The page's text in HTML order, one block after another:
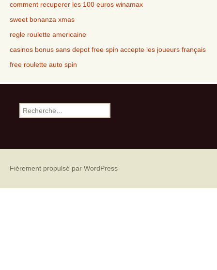
comment recuperer les 100 euros winamax
sweet bonanza xmas
regle roulette americaine
casinos bonus sans depot free spin accepte les joueurs français
free roulette auto spin
Recherche pour :
Fièrement propulsé par WordPress